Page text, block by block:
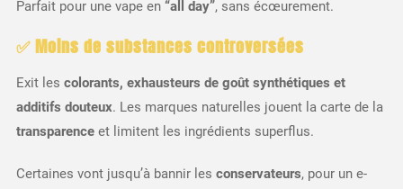
Parfait pour une vape en “all day”, sans écœurement.
✅ Moins de substances controversées
Exit les colorants, exhausteurs de goût synthétiques et
additifs douteux. Les marques naturelles jouent la carte de la
transparenceet limitent les ingrédients superflus.
Certaines vont jusqu’à bannir les conservateurs, pour un e-